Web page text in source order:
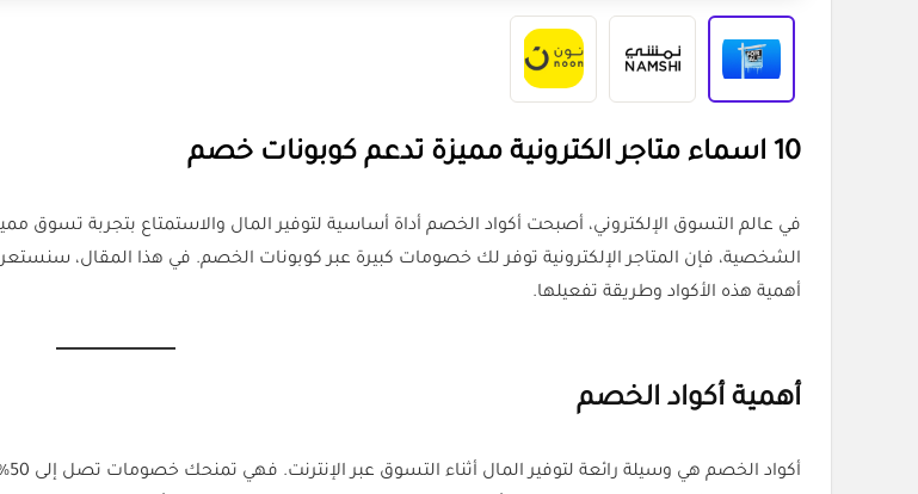
10 اسماء متاجر الكترونية مميزة تدعم كوبونات خصم
في عالم التسوق الإلكتروني، أصبحت أكواد الخصم أداة أساسية لتوفير المال والاستمتاع بتجربة تسوق
أهمية هذه الأكواد وطريقة تفعيلها.
أهمية أكواد الخصم